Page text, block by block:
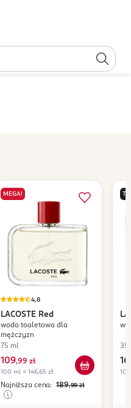
MEGA!
4,8
LACOSTE Red
woda toaletowa dla
mężczyzn
75 ml
109,99 zł
100 ml = 146,65 zł
Najniższa cena: 189,99 zł
35